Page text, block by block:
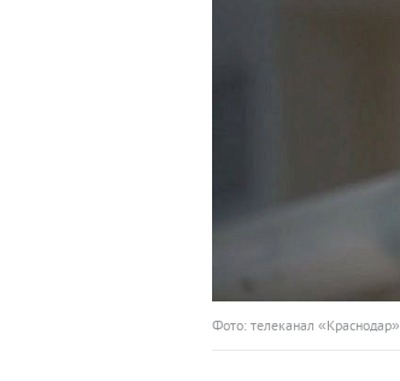
Фото: телеканал «Краснодар»